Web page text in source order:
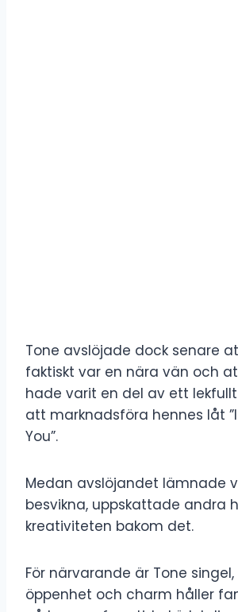
Tone avslöjade dock senare
faktiskt var en nära vän och
hade varit en del av ett
att marknadsföra hennes låt ”I
You”.
Medan avslöjandet lämnade
besvikna, uppskattade andra
kreativiteten bakom det.
För närvarande är Tone
öppenhet och charm håller